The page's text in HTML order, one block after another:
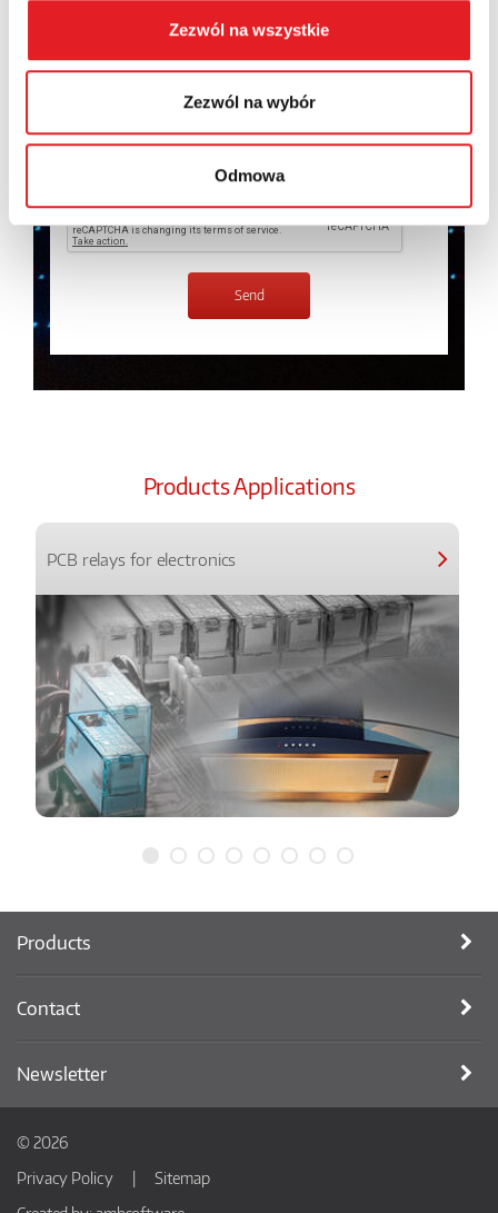
Zezwól na wszystkie
Zezwól na wybór
Odmowa
I consent to the processing of my personal data by
Relpol S.A. More information on the processing of
I have read thePrivacy Policy*
Products Applications
PCB relays for electronics
Products
Contact
Newsletter
© 2026
Privacy Policy
Sitemap